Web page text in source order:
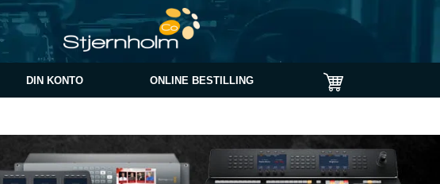
DIN KONTO ONLINE BESTILLING